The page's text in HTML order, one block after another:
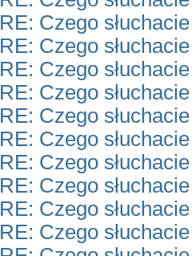
RE: Czego
RE: Czego
RE: Czego
RE: Czego
RE: Czego
RE: Czego
RE: Czego
RE: Czego
RE: Czego
RE: Czego